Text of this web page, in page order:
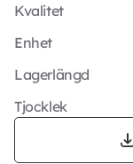
Kvalitet
Enhet
Lagerlängd
Tjocklek